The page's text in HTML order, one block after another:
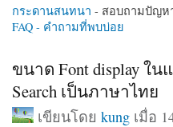
กระดานสนทนา - สอบถามปัญห
FAQ - คำถามที่พบบ่อย
ขนาด Font display ใน
Search เป็นภาษาไทย
เขียนโดย kungเมื่อ